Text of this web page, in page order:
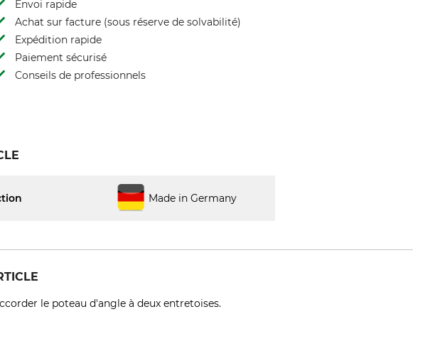
Envoi rapide
Achat sur facture (sous réserve de solvabilité)
Expédition rapide
Paiement sécurisé
Conseils de professionnels
Made in Germany
le poteau d'angle à deux entretoises.